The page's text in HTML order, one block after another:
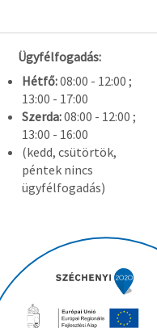
Ügyfélfogadás:
Hétfő:08:00 - 12:00 ;
13:00 - 17:00
Szerda:08:00 - 12:00 ;
13:00 - 16:00
(kedd, csütörtök,
péntek nincs
ügyfélfogadás)